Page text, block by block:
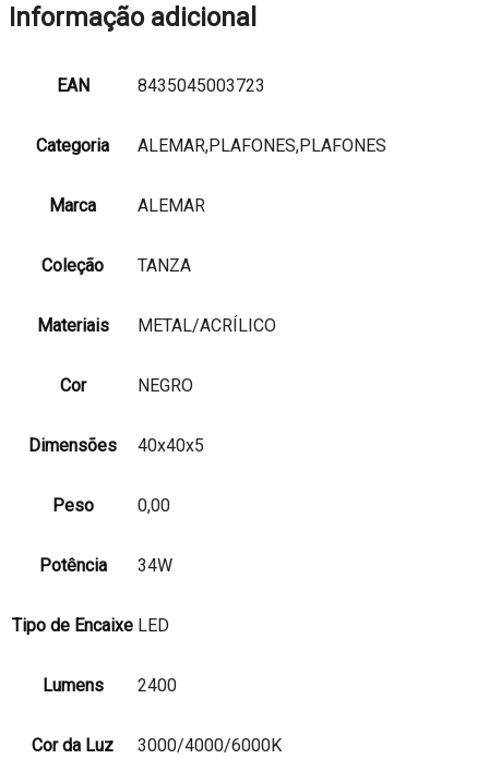
Informação adicional
EAN 8435045003723
Categoria ALEMAR,PLAFONES,PLAFONES
Marca ALEMAR
Coleção TANZA
Materiais METAL/ACRÍLICO
Cor NEGRO
Dimensões 40x40x5
Peso 0,00
Potência 34W
Tipo de Encaixe LED
Lumens 2400
Cor da Luz 3000/4000/6000K